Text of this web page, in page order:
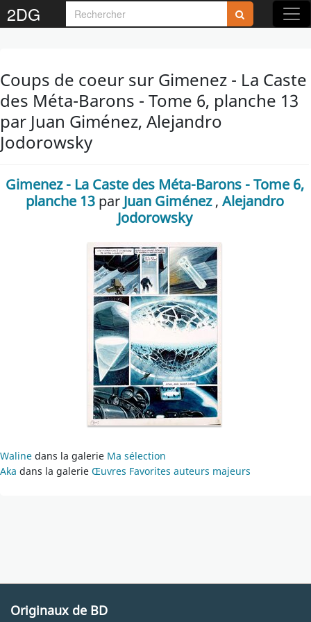
2DG
Coups de coeur sur Gimenez - La Caste
des Méta-Barons - Tome 6, planche 13
par Juan Giménez, Alejandro
Jodorowsky
Gimenez - La Caste des Méta-Barons - Tome 6,
planche 13par Juan Giménez, Alejandro
Jodorowsky
Waline dans la galerie Ma sélection
Aka dans la galerie Œuvres Favorites auteurs majeurs
Originaux de BD